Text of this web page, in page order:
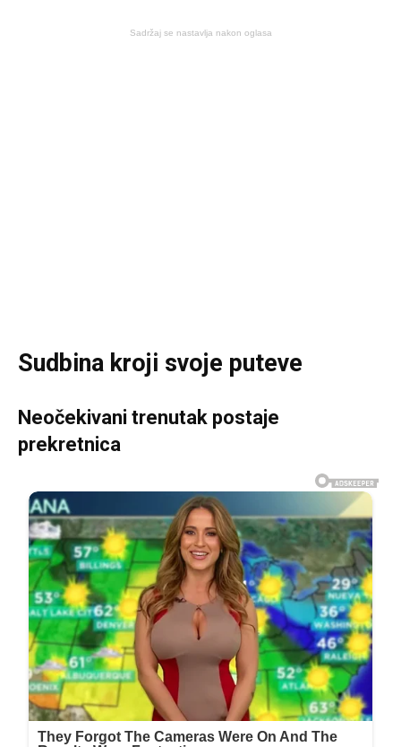
Sadržaj se nastavlja nakon oglasa
Sudbina kroji svoje puteve
Neočekivani trenutak postaje
prekretnica